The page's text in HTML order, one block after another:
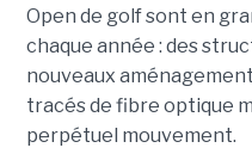
Open de golf sont en
chaque année : des
nouveaux
tracés de fibre optique
perpétuel mouvement.